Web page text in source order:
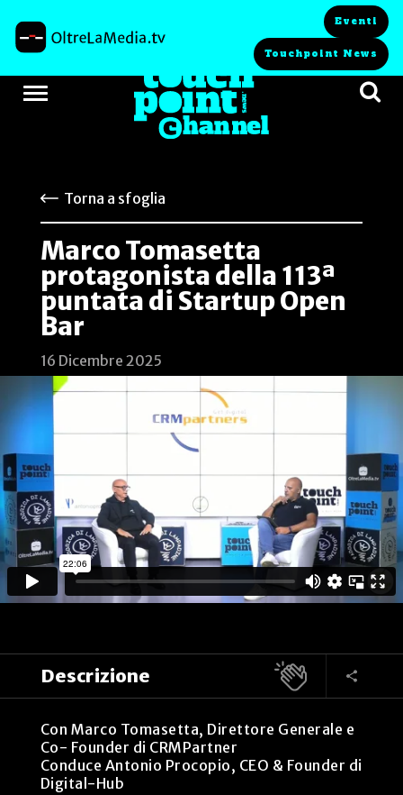
Eventi
Touchpoint News
Torna a sfoglia
Marco Tomasetta
protagonista della 113ª
puntata di Startup Open
Bar
16 Dicembre 2025
Descrizione
Con Marco Tomasetta, Direttore Generale e
Co- Founder di CRMPartner
Conduce Antonio Procopio, CEO & Founder di
Digital-Hub